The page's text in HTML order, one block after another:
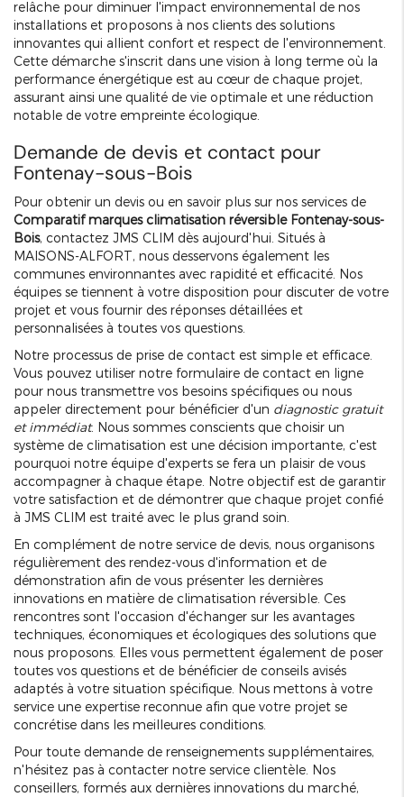
relâche pour diminuer l'impact environnemental de nos
installations et proposons à nos clients des solutions
innovantes qui allient confort et respect de l'environnement.
Cette démarche s'inscrit dans une vision à long terme où la
performance énergétique est au cœur de chaque projet,
assurant ainsi une qualité de vie optimale et une réduction
notable de votre empreinte écologique.
Demande de devis et contact pour
Fontenay-sous-Bois
Pour obtenir un devis ou en savoir plus sur nos services de
Comparatif marques climatisation réversible Fontenay-sous-
Bois, contactez JMS CLIM dès aujourd'hui. Situés à
MAISONS-ALFORT, nous desservons également les
communes environnantes avec rapidité et efficacité. Nos
équipes se tiennent à votre disposition pour discuter de votre
projet et vous fournir des réponses détaillées et
personnalisées à toutes vos questions.
Notre processus de prise de contact est simple et efficace.
Vous pouvez utiliser notre formulaire de contact en ligne
pour nous transmettre vos besoins spécifiques ou nous
appeler directement pour bénéficier d'un diagnostic gratuit
et immédiat. Nous sommes conscients que choisir un
système de climatisation est une décision importante, c'est
pourquoi notre équipe d'experts se fera un plaisir de vous
accompagner à chaque étape. Notre objectif est de garantir
votre satisfaction et de démontrer que chaque projet confié
à JMS CLIM est traité avec le plus grand soin.
En complément de notre service de devis, nous organisons
régulièrement des rendez-vous d'information et de
démonstration afin de vous présenter les dernières
innovations en matière de climatisation réversible. Ces
rencontres sont l'occasion d'échanger sur les avantages
techniques, économiques et écologiques des solutions que
nous proposons. Elles vous permettent également de poser
toutes vos questions et de bénéficier de conseils avisés
adaptés à votre situation spécifique. Nous mettons à votre
service une expertise reconnue afin que votre projet se
concrétise dans les meilleures conditions.
Pour toute demande de renseignements supplémentaires,
n'hésitez pas à contacter notre service clientèle. Nos
conseillers, formés aux dernières innovations du marché,